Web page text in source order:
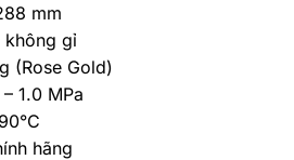
mm
không gỉ
(Rose Gold)
1.0 MPa
hãng